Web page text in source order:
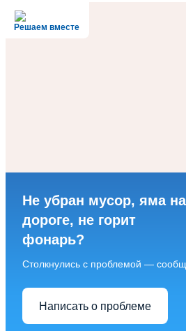
Решаем вместе
Не убран мусор, яма на
дороге, не горит
фонарь?
Столкнулись с проблемой —
Написать о проблеме